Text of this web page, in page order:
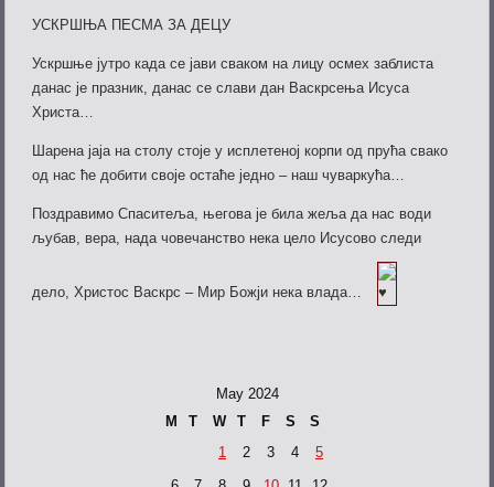
УСКРШЊА ПЕСМА ЗА ДЕЦУ
Ускршње јутро када се јави сваком на лицу осмех заблиста
данас је празник, данас се слави дан Васкрсења Исуса
Христа…
Шарена jaја на столу стоје у исплетеној корпи од прућа свако
од нас ће добити своје остаће једно – наш чуваркућа…
Поздравимо Спаситеља, његова је била жеља да нас води
љубав, вера, нада човечанство нека цело Исусово следи
дело, Христос Васкрс – Мир Божји нека влада…
May 2024
M
T W T F S
S
1
2 3 4
5